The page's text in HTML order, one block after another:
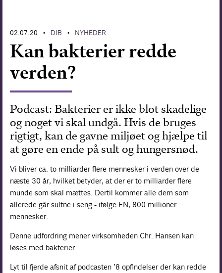
02.07.20 • DIB • NYHEDER
Kan bakterier redde
verden?
Podcast: Bakterier er ikke blot skadelige
og noget vi skal undgå. Hvis de bruges
rigtigt, kan de gavne miljøet og hjælpe til
at gøre en ende på sult og hungersnød.
Vi bliver ca. to milliarder flere mennesker i verden over de
næste 30 år, hvilket betyder, at der er to milliarder flere
munde som skal mættes. Dertil kommer alle dem som
allerede går sultne i seng - ifølge FN, 800 millioner
mennesker.
Denne udfordring mener virksomheden Chr. Hansen kan
løses med bakterier.
Lyt til fjerde afsnit af podcasten ’8 opfindelser der kan redde